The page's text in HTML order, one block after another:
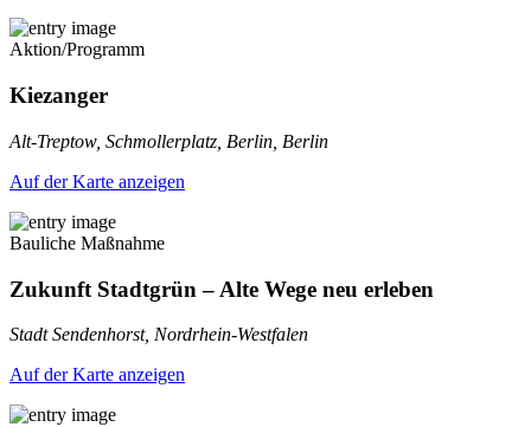
Aktion/Programm
Kiezanger
Alt-Treptow, Schmollerplatz, Berlin, Berlin
Auf der Karte anzeigen
Bauliche Maßnahme
Zukunft Stadtgrün – Alte Wege neu erleben
Stadt Sendenhorst, Nordrhein-Westfalen
Auf der Karte anzeigen